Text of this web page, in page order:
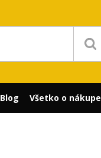
Blog Všetko o nákupe